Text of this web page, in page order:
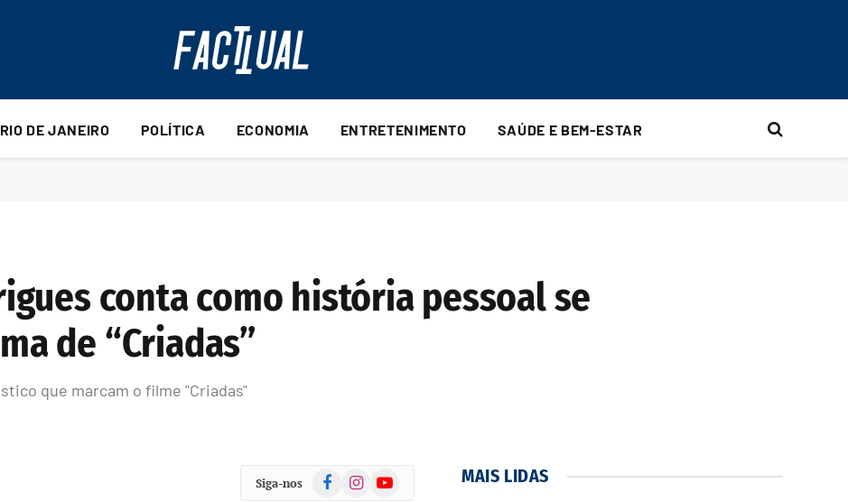
RIO DE JANEIRO POLÍTICA ECONOMIA ENTRETENIMENTO SAÚDE E BEM-ESTAR
conta como história pessoal se
de “Criadas”
que marcam o filme "Criadas"
Siga-nos FacebookInstagramYouTube MAIS LIDAS